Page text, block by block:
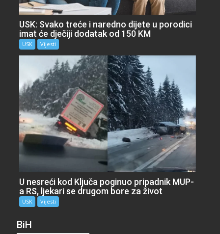
USK: Svako treće i naredno dijete u porodici
imat će dječiji dodatak od 150 KM
USK Vijesti
U nesreći kod Ključa poginuo pripadnik MUP-
a RS, ljekari se drugom bore za život
USK Vijesti
BiH